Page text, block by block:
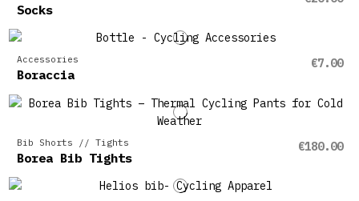
Socks
Accessories
Boraccia
€7.00
Bib Shorts // Tights
Borea Bib Tights
€180.00